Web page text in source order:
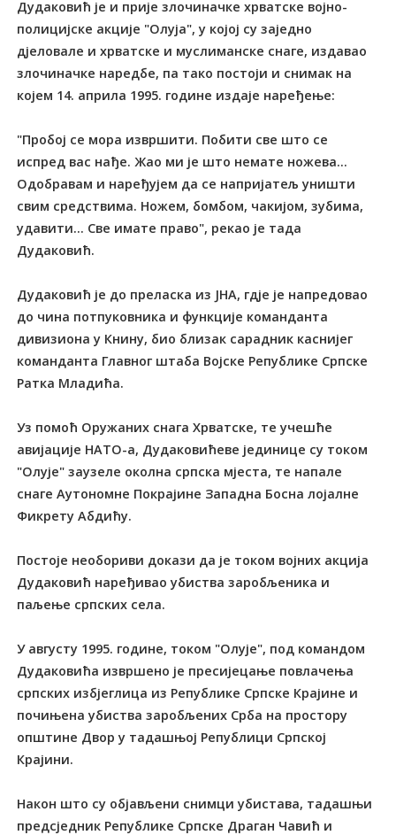
Дудаковић је и прије злочиначке хрватске војно-
полицијске акције "Олуја", у којој су заједно
дјеловале и хрватске и муслиманске снаге, издавао
злочиначке наредбе, па тако постоји и снимак на
којем 14. априла 1995. године издаје наређење:
"Пробој се мора извршити. Побити све што се
испред вас нађе. Жао ми је што немате ножева...
Одобравам и наређујем да се напријатељ уништи
свим средствима. Ножем, бомбом, чакијом, зубима,
удавити... Све имате право", рекао је тада
Дудаковић.
Дудаковић је до преласка из ЈНА, гдје је напредовао
до чина потпуковника и функције команданта
дивизиона у Книну, био близак сарадник каснијег
команданта Главног штаба Војске Републике Српске
Ратка Младића.
Уз помоћ Оружаних снага Хрватске, те учешће
авијације НАTО-а, Дудаковићеве јединице су током
"Олује" заузеле околна српска мјеста, те напале
снаге Аутономне Покрајине Западна Босна лојалне
Фикрету Абдићу.
Постоје необориви докази да је током војних акција
Дудаковић наређивао убиства заробљеника и
паљење српских села.
У августу 1995. године, током "Олује", под командом
Дудаковића извршено је пресијецање повлачења
српских избјеглица из Републике Српске Крајине и
почињена убиства заробљених Срба на простору
општине Двор у тадашњој Републици Српској
Крајини.
Након што су објављени снимци убистава, тадашњи
предсједник Републике Српске Драган Чавић и